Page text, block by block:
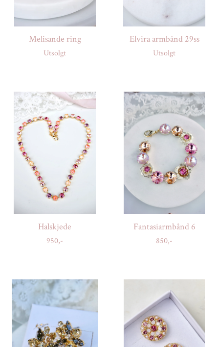
Melisande ring
Utsolgt
Elvira armbånd 29ss
Utsolgt
Halskjede
950,-
Fantasiarmbånd 6
850,-